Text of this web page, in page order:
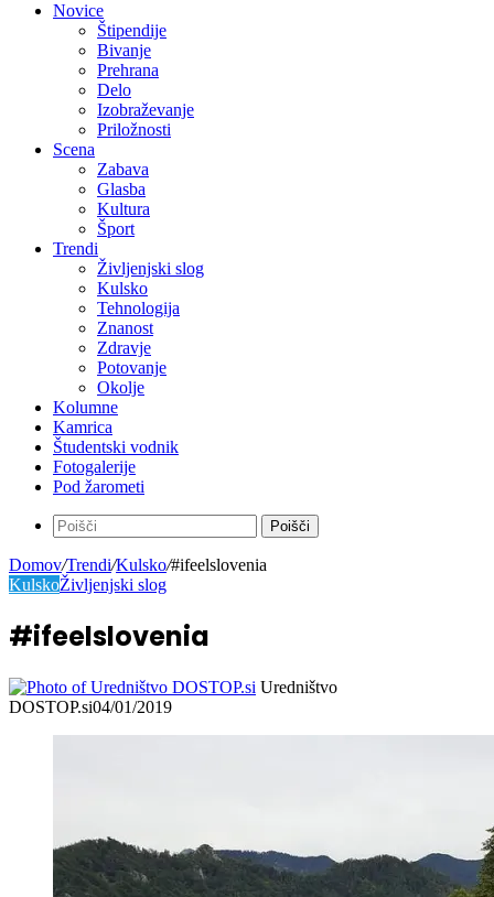
Novice
Štipendije
Bivanje
Prehrana
Delo
Izobraževanje
Priložnosti
Scena
Zabava
Glasba
Kultura
Šport
Trendi
Življenjski slog
Kulsko
Tehnologija
Znanost
Zdravje
Potovanje
Okolje
Kolumne
Kamrica
Študentski vodnik
Fotogalerije
Pod žarometi
Poišči
Domov/Trendi/Kulsko/#ifeelslovenia
KulskoŽivljenjski slog
#ifeelslovenia
Uredništvo
DOSTOP.si04/01/2019